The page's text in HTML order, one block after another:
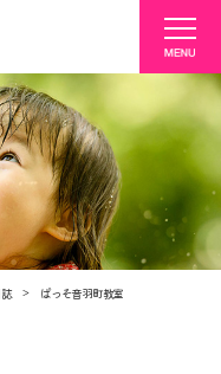
ぱっそ音羽町教室